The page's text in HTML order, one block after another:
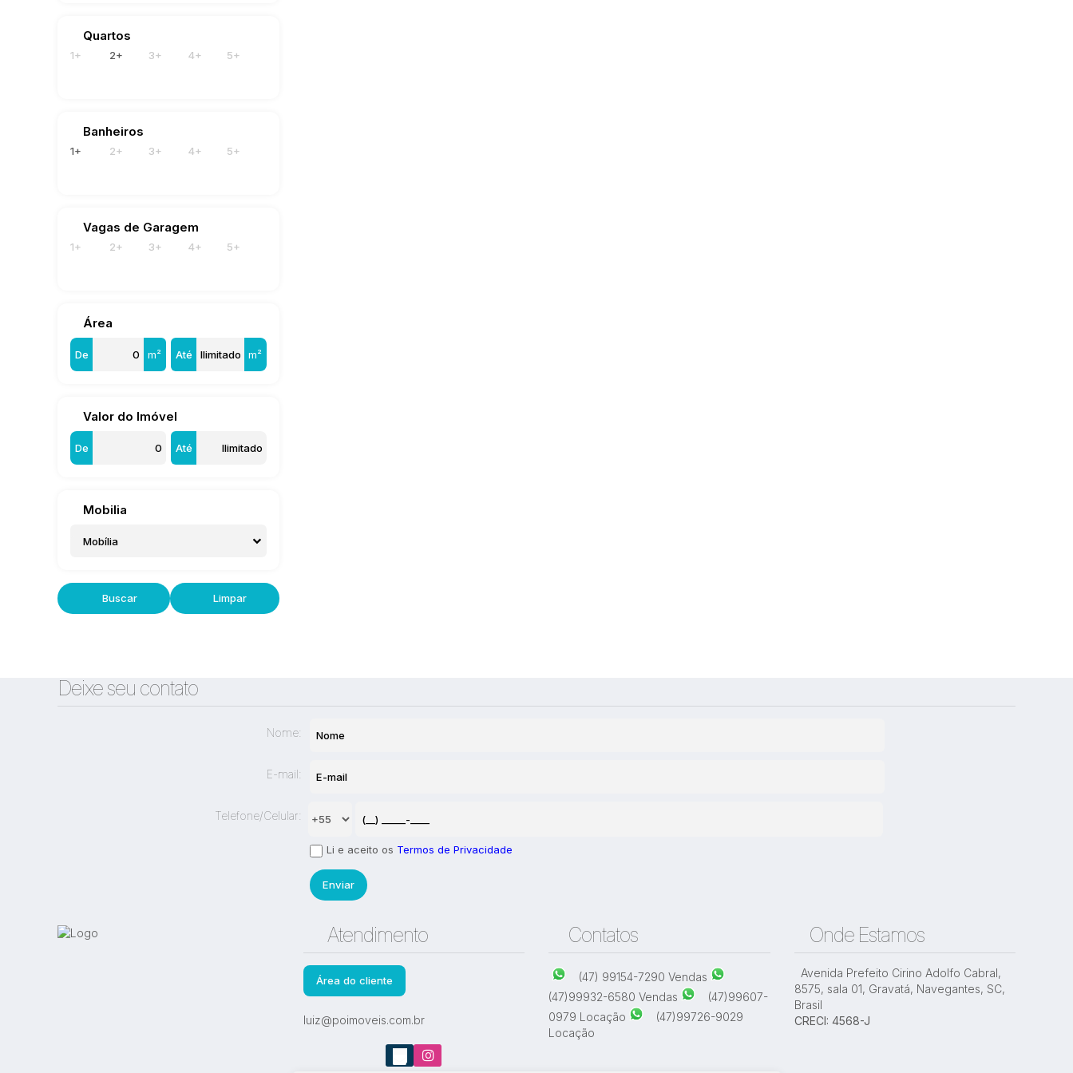
Quartos
1+ 2+ 3+ 4+ 5+
Banheiros
1+ 2+ 3+ 4+ 5+
Vagas de Garagem
1+ 2+ 3+ 4+ 5+
Área
De m² Até m²
Valor do Imóvel
De Até
Mobilia
Mobília
Buscar Limpar
Deixe seu contato
Nome:
E-mail:
Telefone/Celular:
Li e aceito os Termos de Privacidade
Atendimento
Área do cliente
luiz@poimoveis.com.br
Contatos
(47) 99154-7290 Vendas
(47)99932-6580 Vendas
(47)99607-
0979 Locação
(47)99726-9029
Locação
Onde Estamos
Avenida Prefeito Cirino Adolfo Cabral,
8575, sala 01, Gravatá, Navegantes, SC,
Brasil
CRECI: 4568-J